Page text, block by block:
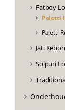
Fatboy
Paletti
Paletti
Jati
Solpuri